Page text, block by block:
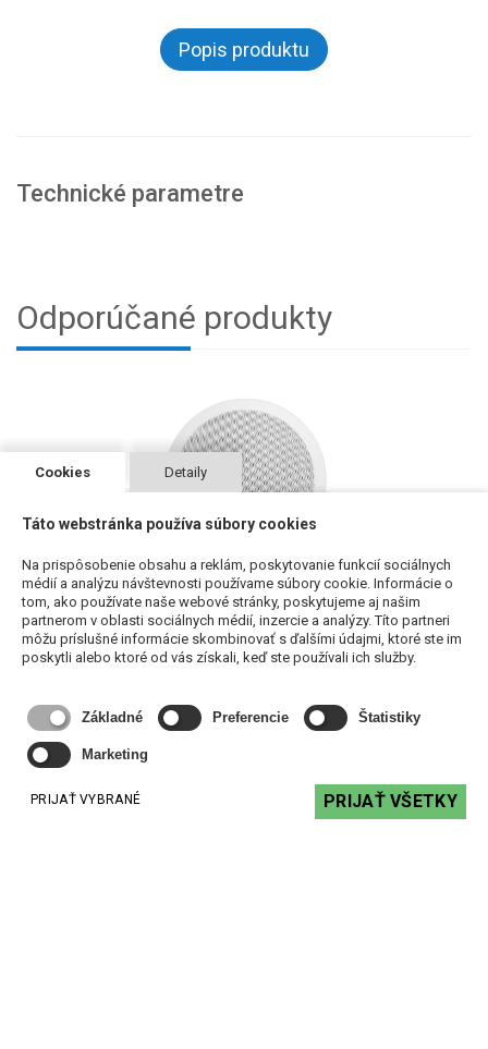
Popis produktu
Technické parametre
Odporúčané produkty
AMC PC 5T - dvojpásmový reproduktor - stropný
29,27 €s DPH
Cookies Detaily
Táto webstránka používa súbory cookies
Na prispôsobenie obsahu a reklám, poskytovanie funkcií sociálnych
médií a analýzu návštevnosti používame súbory cookie. Informácie o
tom, ako používate naše webové stránky, poskytujeme aj našim
partnerom v oblasti sociálnych médií, inzercie a analýzy. Títo partneri
môžu príslušné informácie skombinovať s ďalšími údajmi, ktoré ste im
poskytli alebo ktoré od vás získali, keď ste používali ich služby.
Základné Preferencie Štatistiky
Marketing
PRIJAŤ VYBRANÉ PRIJAŤ VŠETKY